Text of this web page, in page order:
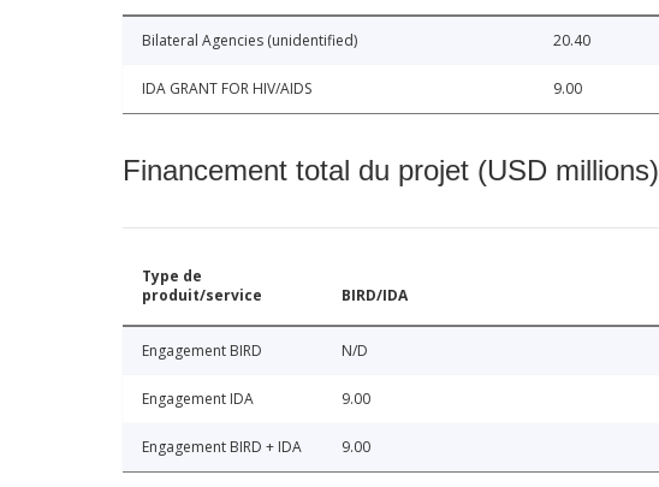
Bilateral Agencies (unidentified) 20.40
IDA GRANT FOR HIV/AIDS 9.00
Financement total du projet (USD millions)
Type de
produit/service
BIRD/IDA
Engagement BIRD N/D
Engagement IDA 9.00
Engagement BIRD + IDA 9.00